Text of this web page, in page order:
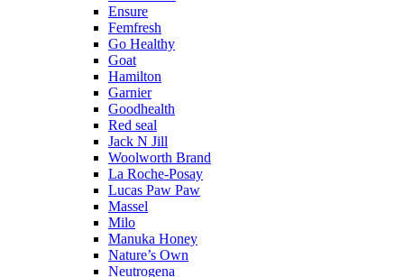
Ensure
Femfresh
Go Healthy
Goat
Hamilton
Garnier
Goodhealth
Red seal
Jack N Jill
Woolworth Brand
La Roche-Posay
Lucas Paw Paw
Massel
Milo
Manuka Honey
Nature’s Own
Neutrogena